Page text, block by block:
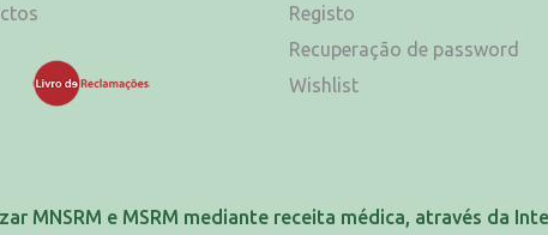
Registo
Recuperação de password
Wishlist
MNSRM e MSRM mediante receita médica, através da